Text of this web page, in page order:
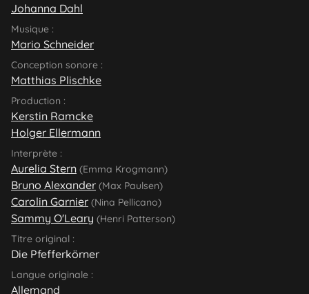
Johanna Dahl
Musique :
Mario Schneider
Conception sonore :
Matthias Plischke
Production :
Kerstin Ramcke
Holger Ellermann
Interprète :
Aurelia Stern (Emma Krogmann)
Bruno Alexander (Max Paulsen)
Carolin Garnier (Nina Pellicano)
Sammy O'Leary (Henri Patterson)
Titre original :
Die Pfefferkörner
Langue originale :
Allemand